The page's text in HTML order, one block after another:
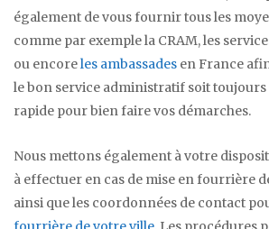
également de vous fournir tous les
comme par exemple la CRAM, les
ou encoreles ambassades en France
le bon service administratif soit toujours
rapide pour bien faire vos démarches.
Nous mettons également à votre
à effectuer en cas de mise en fourrière
ainsi que les coordonnées de contact